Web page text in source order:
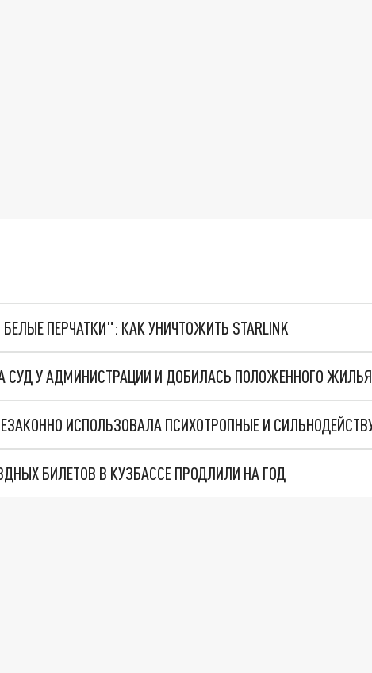
ПЕРЧАТКИ": КАК УНИЧТОЖИТЬ STARLINK
СУД У АДМИНИСТРАЦИИ И ДОБИЛАСЬ ПОЛОЖЕННОГО ЖИЛЬЯ
БИЛЕТОВ В КУЗБАССЕ ПРОДЛИЛИ НА ГОД